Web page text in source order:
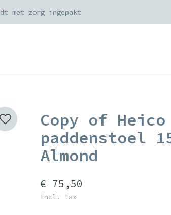
met zorg ingepakt
Copy of Heico
paddenstoel
Almond
€ 75,50
Incl. tax